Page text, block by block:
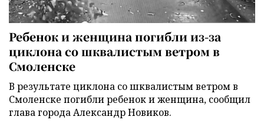
Ребенок и женщина погибли из-за
циклона со шквалистым ветром в
Смоленске
В результате циклона со шквалистым ветром в
Смоленске погибли ребенок и женщина, сообщил
глава города Александр Новиков.